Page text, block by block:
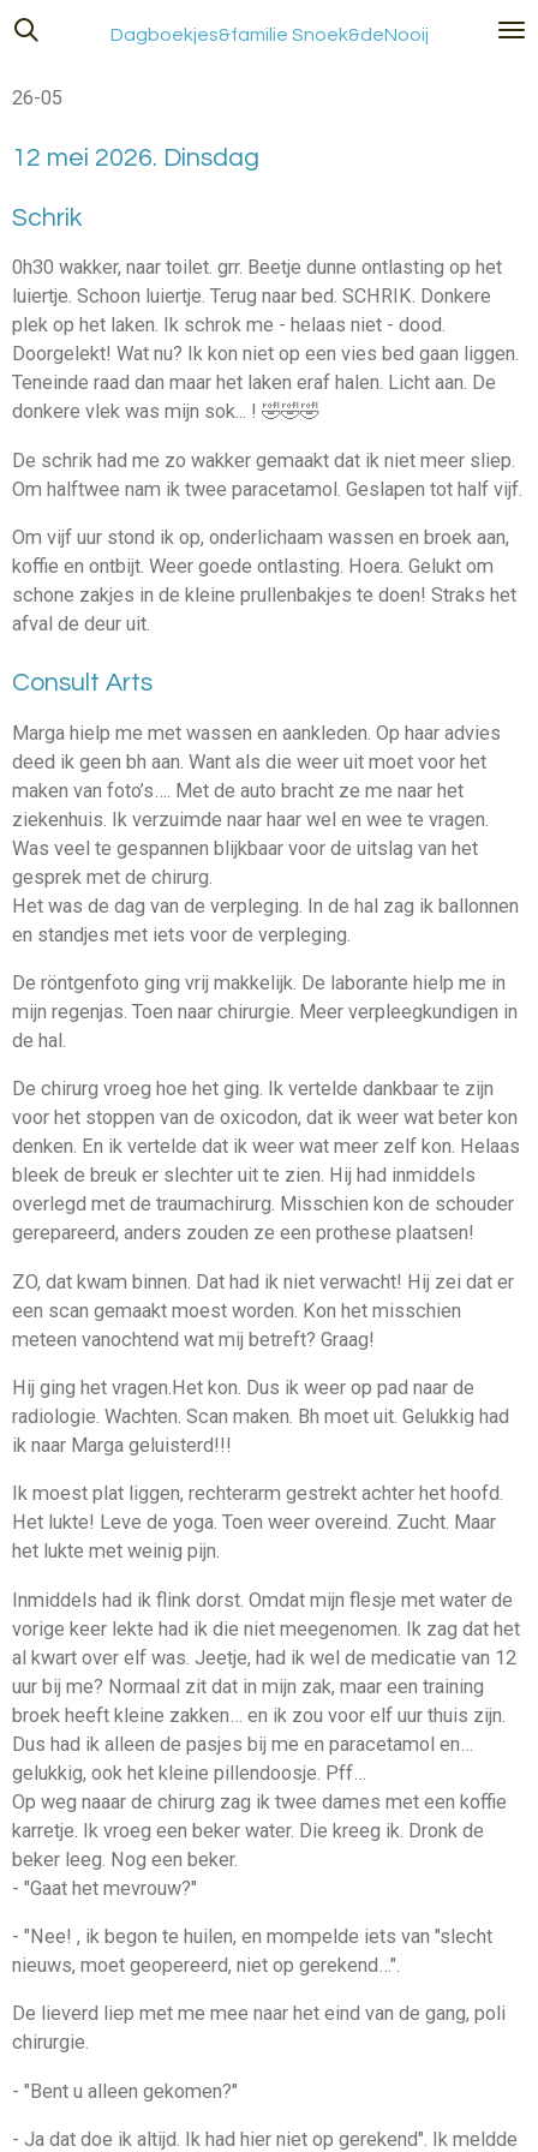
Ga
de
Dagboekjes&familie Snoek&deNooij
26-05
12 mei 2026. Dinsdag
Schrik
0h30 wakker, naar toilet. grr. Beetje dunne ontlasting op het
luiertje. Schoon luiertje. Terug naar bed. SCHRIK. Donkere
plek op het laken. Ik schrok me - helaas niet - dood.
Doorgelekt! Wat nu? Ik kon niet op een vies bed gaan liggen.
Teneinde raad dan maar het laken eraf halen. Licht aan. De
donkere vlek was mijn sok... ! 🤣🤣🤣
De schrik had me zo wakker gemaakt dat ik niet meer sliep.
Om halftwee nam ik twee paracetamol. Geslapen tot half vijf.
Om vijf uur stond ik op, onderlichaam wassen en broek aan,
koffie en ontbijt. Weer goede ontlasting. Hoera. Gelukt om
schone zakjes in de kleine prullenbakjes te doen! Straks het
afval de deur uit.
Consult Arts
Marga hielp me met wassen en aankleden. Op haar advies
deed ik geen bh aan. Want als die weer uit moet voor het
maken van foto’s…. Met de auto bracht ze me naar het
ziekenhuis. Ik verzuimde naar haar wel en wee te vragen.
Was veel te gespannen blijkbaar voor de uitslag van het
gesprek met de chirurg.
Het was de dag van de verpleging. In de hal zag ik ballonnen
en standjes met iets voor de verpleging.
De röntgenfoto ging vrij makkelijk. De laborante hielp me in
mijn regenjas. Toen naar chirurgie. Meer verpleegkundigen in
de hal.
De chirurg vroeg hoe het ging. Ik vertelde dankbaar te zijn
voor het stoppen van de oxicodon, dat ik weer wat beter kon
denken. En ik vertelde dat ik weer wat meer zelf kon. Helaas
bleek de breuk er slechter uit te zien. Hij had inmiddels
overlegd met de traumachirurg. Misschien kon de schouder
gerepareerd, anders zouden ze een prothese plaatsen!
ZO, dat kwam binnen. Dat had ik niet verwacht! Hij zei dat er
een scan gemaakt moest worden. Kon het misschien
meteen vanochtend wat mij betreft? Graag!
Hij ging het vragen.Het kon. Dus ik weer op pad naar de
radiologie. Wachten. Scan maken. Bh moet uit. Gelukkig had
ik naar Marga geluisterd!!!
Ik moest plat liggen, rechterarm gestrekt achter het hoofd.
Het lukte! Leve de yoga. Toen weer overeind. Zucht. Maar
het lukte met weinig pijn.
Inmiddels had ik flink dorst. Omdat mijn flesje met water de
vorige keer lekte had ik die niet meegenomen. Ik zag dat het
al kwart over elf was. Jeetje, had ik wel de medicatie van 12
uur bij me? Normaal zit dat in mijn zak, maar een training
broek heeft kleine zakken… en ik zou voor elf uur thuis zijn.
Dus had ik alleen de pasjes bij me en paracetamol en…
gelukkig, ook het kleine pillendoosje. Pff…
Op weg naaar de chirurg zag ik twee dames met een koffie
karretje. Ik vroeg een beker water. Die kreeg ik. Dronk de
beker leeg. Nog een beker.
- "Gaat het mevrouw?"
- "Nee! , ik begon te huilen, en mompelde iets van "slecht
nieuws, moet geopereerd, niet op gerekend…".
De lieverd liep met me mee naar het eind van de gang, poli
chirurgie.
- "Bent u alleen gekomen?"
- Ja dat doe ik altijd. Ik had hier niet op gerekend". Ik meldde